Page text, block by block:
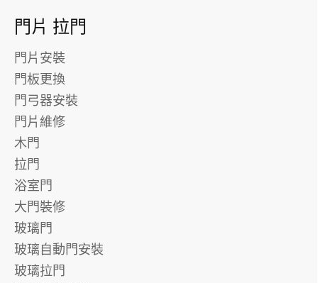
門片 拉門
門片安裝
門板更換
門弓器安裝
門片維修
木門
拉門
浴室門
大門裝修
玻璃門
玻璃自動門安裝
玻璃拉門